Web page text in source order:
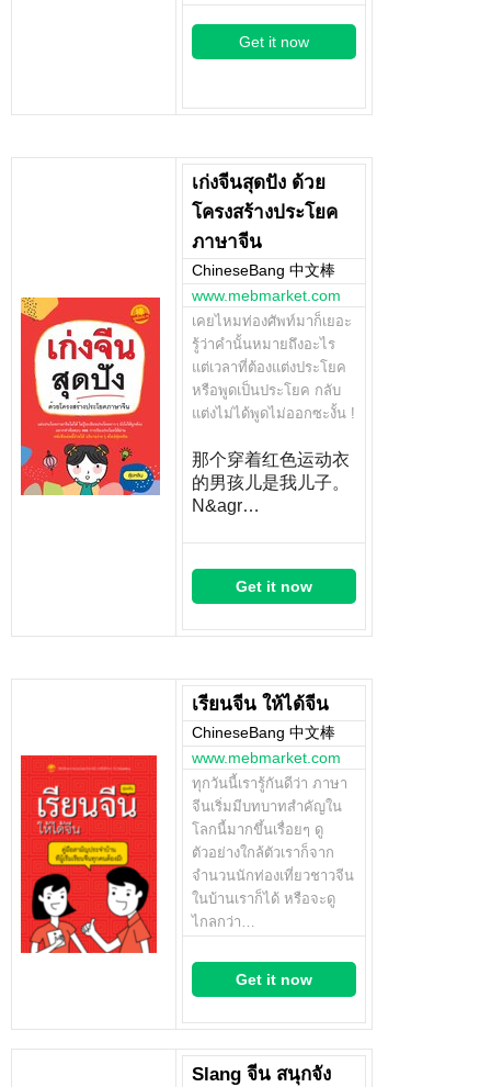
Get it now
เก่งจีนสุดปัง ด้วย
โครงสร้างประโยค
ภาษาจีน
ChineseBang 中文棒
www.mebmarket.com
เคยไหมท่องศัพท์มาก็เยอะ
รู้ว่าคำนั้นหมายถึงอะไร
แต่เวลาที่ต้องแต่งประโยค
หรือพูดเป็นประโยค กลับ
แต่งไม่ได้พูดไม่ออกซะงั้น !
那个穿着红色运动衣
的男孩儿是我儿子。
N&agr…
Get it now
เรียนจีน ให้ได้จีน
ChineseBang 中文棒
www.mebmarket.com
ทุกวันนี้เรารู้กันดีว่า ภาษา
จีนเริ่มมีบทบาทสำคัญใน
โลกนี้มากขึ้นเรื่อยๆ ดู
ตัวอย่างใกล้ตัวเราก็จาก
จำนวนนักท่องเที่ยวชาวจีน
ในบ้านเราก็ได้ หรือจะดู
ไกลกว่า…
Get it now
Slang จีน สนุกจัง